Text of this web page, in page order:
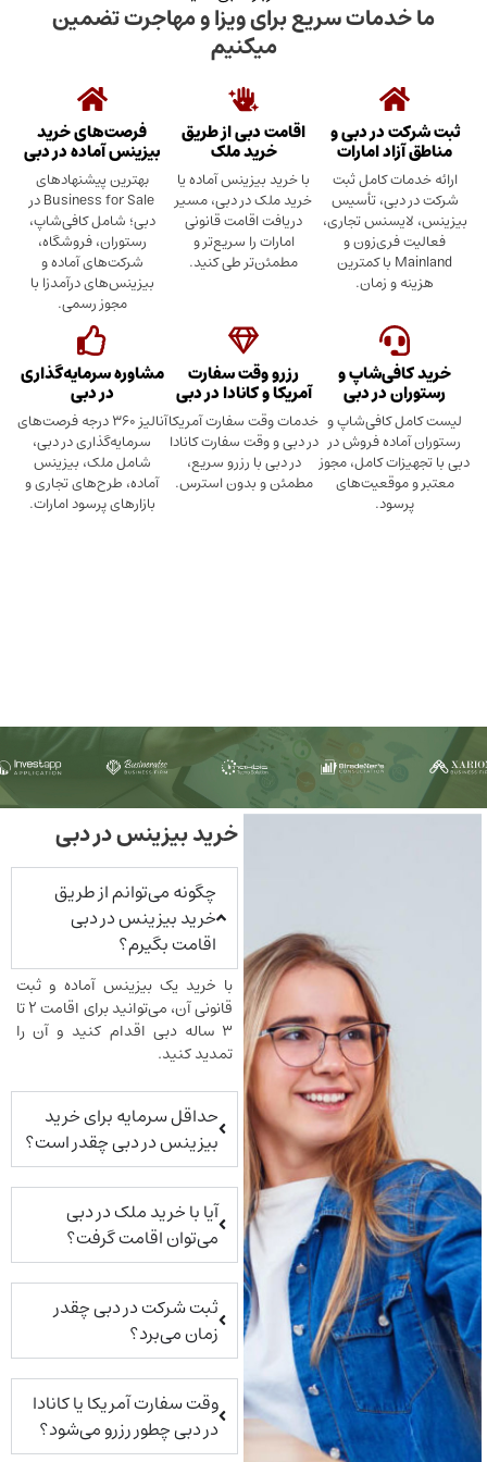
سریع برای ویزا و مهاجرت تضمین
در دبی و
امارات
کامل ثبت
تأسیس
تجاری،
و
Mainland با کمترین
اقامت دبی از طریق
خرید ملک
با خرید بیزینس آماده یا
خرید ملک در دبی، مسیر
دریافت اقامت قانونی
امارات را سریع‌تر و
مطمئن‌تر طی کنید.
فرصت‌های خرید
بیزینس آماده در دبی
بهترین پیشنهادهای
Business for Sale در
دبی؛ شامل کافی‌شاپ،
رستوران، فروشگاه،
شرکت‌های آماده و
بیزینس‌های درآمدزا با
و
در دبی
و
فروش در
کامل، مجوز
رزرو وقت سفارت
آمریکا و کانادا در دبی
خدمات وقت سفارت آمریکا
در دبی و وقت سفارت کانادا
در دبی با رزرو سریع،
مطمئن و بدون استرس.
مشاوره سرمایه‌گذاری
در دبی
آنالیز ۳۶۰ درجه فرصت‌های
سرمایه‌گذاری در دبی،
شامل ملک، بیزینس
آماده، طرح‌های تجاری و
بازارهای پرسود امارات.
خرید بیزینس در دبی
چگونه می‌توانم از طریق
خرید بیزینس در دبی
اقامت بگیرم؟
با خرید یک بیزینس آماده و ثبت
قانونی آن، می‌توانید برای اقامت ۲ تا
۳ ساله دبی اقدام کنید و آن را
تمدید کنید.
حداقل سرمایه برای خرید
بیزینس در دبی چقدر است؟
آیا با خرید ملک در دبی
می‌توان اقامت گرفت؟
ثبت شرکت در دبی چقدر
زمان می‌برد؟
وقت سفارت آمریکا یا کانادا
در دبی چطور رزرو می‌شود؟